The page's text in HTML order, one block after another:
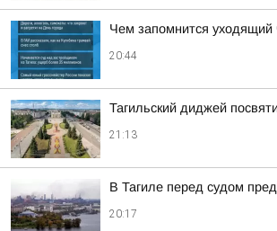
Чем запомнится уходящий
20:44
Тагильский диджей
21:13
В Тагиле перед судом
20:17